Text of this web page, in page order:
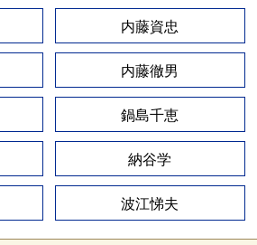
内藤資忠
内藤徹男
鍋島千恵
納谷学
波江悌夫